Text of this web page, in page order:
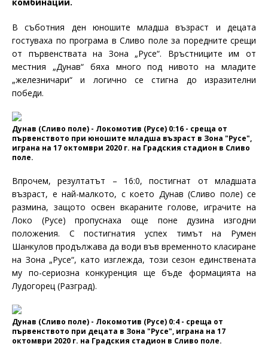
В съботния ден юношите младша възраст и децата
гостуваха по програма в Сливо поле за поредните срещи
от първенствата на Зона „Русе“. Връстниците им от
местния „Дунав“ бяха много под нивото на младите
„железничари“ и логично се стигна до изразителни
победи.
Дунав (Сливо поле) - Локомотив (Русе) 0:16 - среща от
първенството при юношите младша възраст в Зона "Русе",
играна на 17 октомври 2020 г. на Градския стадион в Сливо
поле.
Впрочем, резултатът – 16:0, постигнат от младшата
възраст, е най-малкото, с което Дунав (Сливо поле) се
размина, защото освен вкараните голове, играчите на
Локо (Русе) пропуснаха още поне дузина изгодни
положения. С постигнатия успех тимът на Румен
Шанкулов продължава да води във временното класиране
на Зона „Русе“, като изглежда, този сезон единствената
му по-сериозна конкуренция ще бъде формацията на
Лудогорец (Разград).
Дунав (Сливо поле) - Локомотив (Русе) 0:4 - среща от
първенството при децата в Зона "Русе", играна на 17
октомври 2020 г. на Градския стадион в Сливо поле.